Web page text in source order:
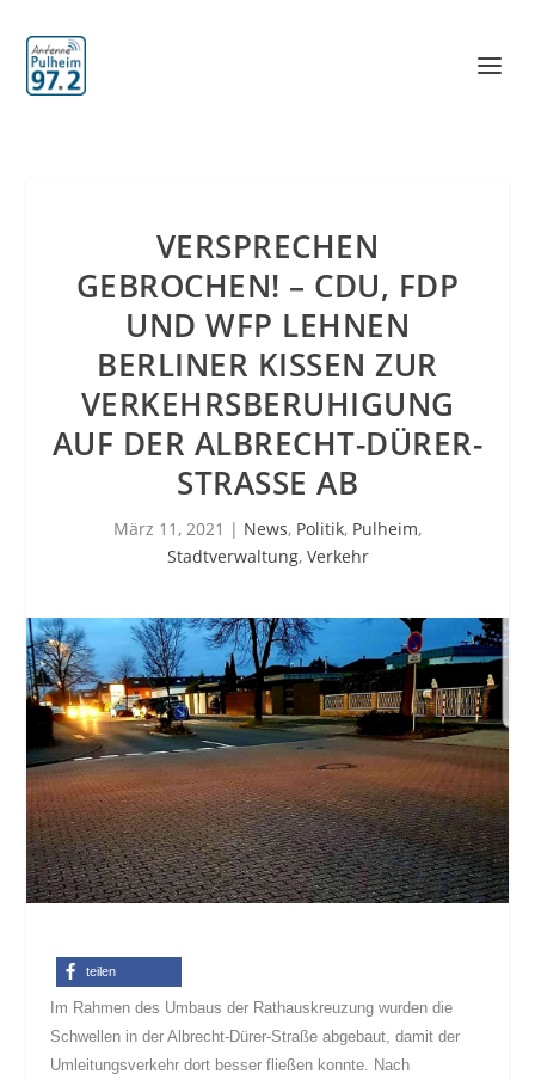
VERSPRECHEN
GEBROCHEN! – CDU, FDP
UND WFP LEHNEN
BERLINER KISSEN ZUR
VERKEHRSBERUHIGUNG
AUF DER ALBRECHT-DÜRER-
STRASSE AB
März 11, 2021 | News, Politik, Pulheim,
Stadtverwaltung, Verkehr
teilen
Im Rahmen des Umbaus der Rathauskreuzung wurden die
Schwellen in der Albrecht-Dürer-Straße abgebaut, damit der
Umleitungsverkehr dort besser fließen konnte. Nach